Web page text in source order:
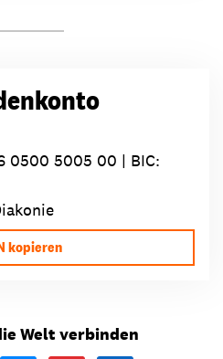
0500 5005 00 | BIC:
kopieren
Welt verbinden